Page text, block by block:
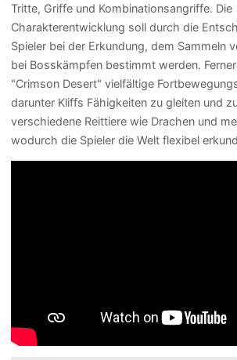
Tritte, Griffe und Kombinationsangriffe. Die
Charakterentwicklung soll durch die
Spieler bei der Erkundung, dem Sammeln
bei Bosskämpfen bestimmt werden.
"Crimson Desert" vielfältige
darunter Kliffs Fähigkeiten zu gleiten und
verschiedene Reittiere wie Drachen und
wodurch die Spieler die Welt flexibel